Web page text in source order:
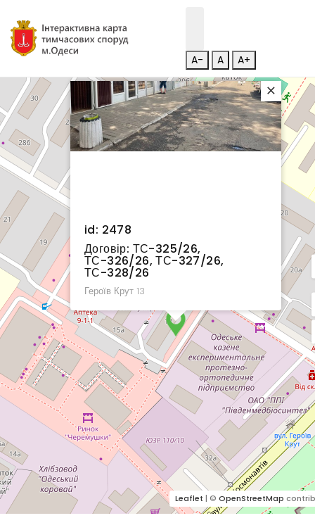
A- A A+
id: 2478
Договір: ТС-325/26,
ТС-326/26, ТС-327/26,
ТС-328/26
Героїв Крут 13
×
Leaflet | © OpenStreetMap